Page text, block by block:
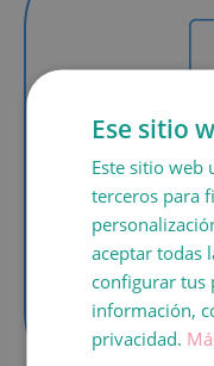
En 1984,
por
y en 1988
tratamiento
España, que
Ese sitio
Este sitio web
terceros para
aceptar todas
configurar tus
información,
privacidad.